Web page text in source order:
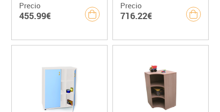
Precio
455.99€
Precio
716.22€